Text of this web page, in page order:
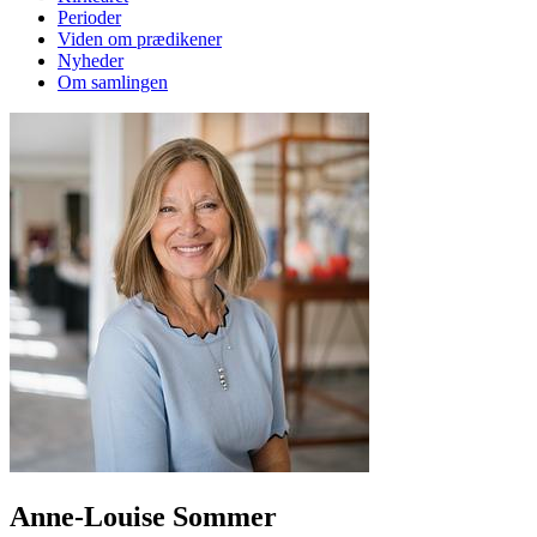
Perioder
Viden om prædikener
Nyheder
Om samlingen
Anne-Louise Sommer